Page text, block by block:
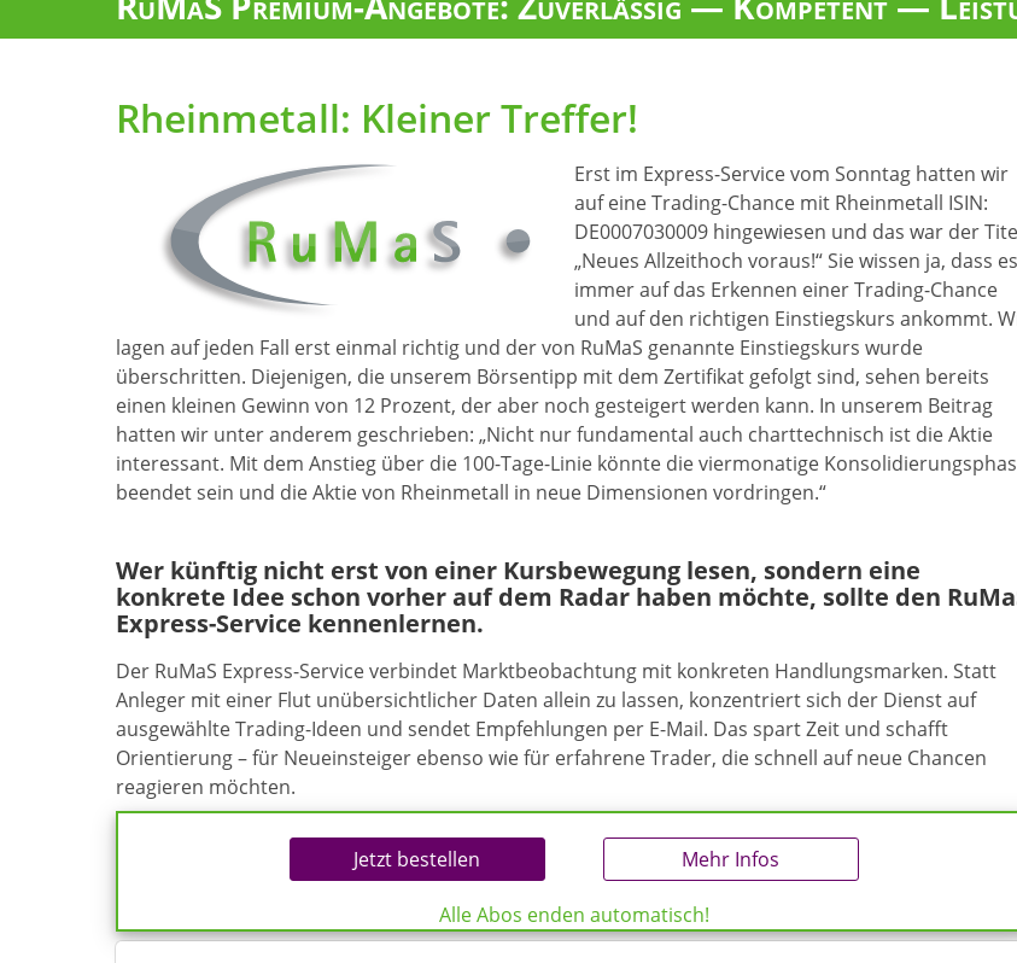
Rheinmetall: Kleiner Treffer!
Erst im Express-Service vom Sonntag hatten wir
auf eine Trading-Chance mit Rheinmetall ISIN:
DE0007030009 hingewiesen und das war der
„Neues Allzeithoch voraus!“ Sie wissen ja, dass es
immer auf das Erkennen einer Trading-Chance
und auf den richtigen Einstiegskurs ankommt.
lagen auf jeden Fall erst einmal richtig und der von RuMaS genannte Einstiegskurs wurde
überschritten. Diejenigen, die unserem Börsentipp mit dem Zertifikat gefolgt sind, sehen bereits
einen kleinen Gewinn von 12 Prozent, der aber noch gesteigert werden kann. In unserem Beitrag
hatten wir unter anderem geschrieben: „Nicht nur fundamental auch charttechnisch ist die Aktie
interessant. Mit dem Anstieg über die 100-Tage-Linie könnte die viermonatige
beendet sein und die Aktie von Rheinmetall in neue Dimensionen vordringen.“
Wer künftig nicht erst von einer Kursbewegung lesen, sondern eine
konkrete Idee schon vorher auf dem Radar haben möchte, sollte den
Express-Service kennenlernen.
Der RuMaS Express-Service verbindet Marktbeobachtung mit konkreten Handlungsmarken. Statt
Anleger mit einer Flut unübersichtlicher Daten allein zu lassen, konzentriert sich der Dienst auf
ausgewählte Trading-Ideen und sendet Empfehlungen per E-Mail. Das spart Zeit und schafft
Orientierung – für Neueinsteiger ebenso wie für erfahrene Trader, die schnell auf neue Chancen
reagieren möchten.
Jetzt bestellen Mehr Infos
Alle Abos enden automatisch!